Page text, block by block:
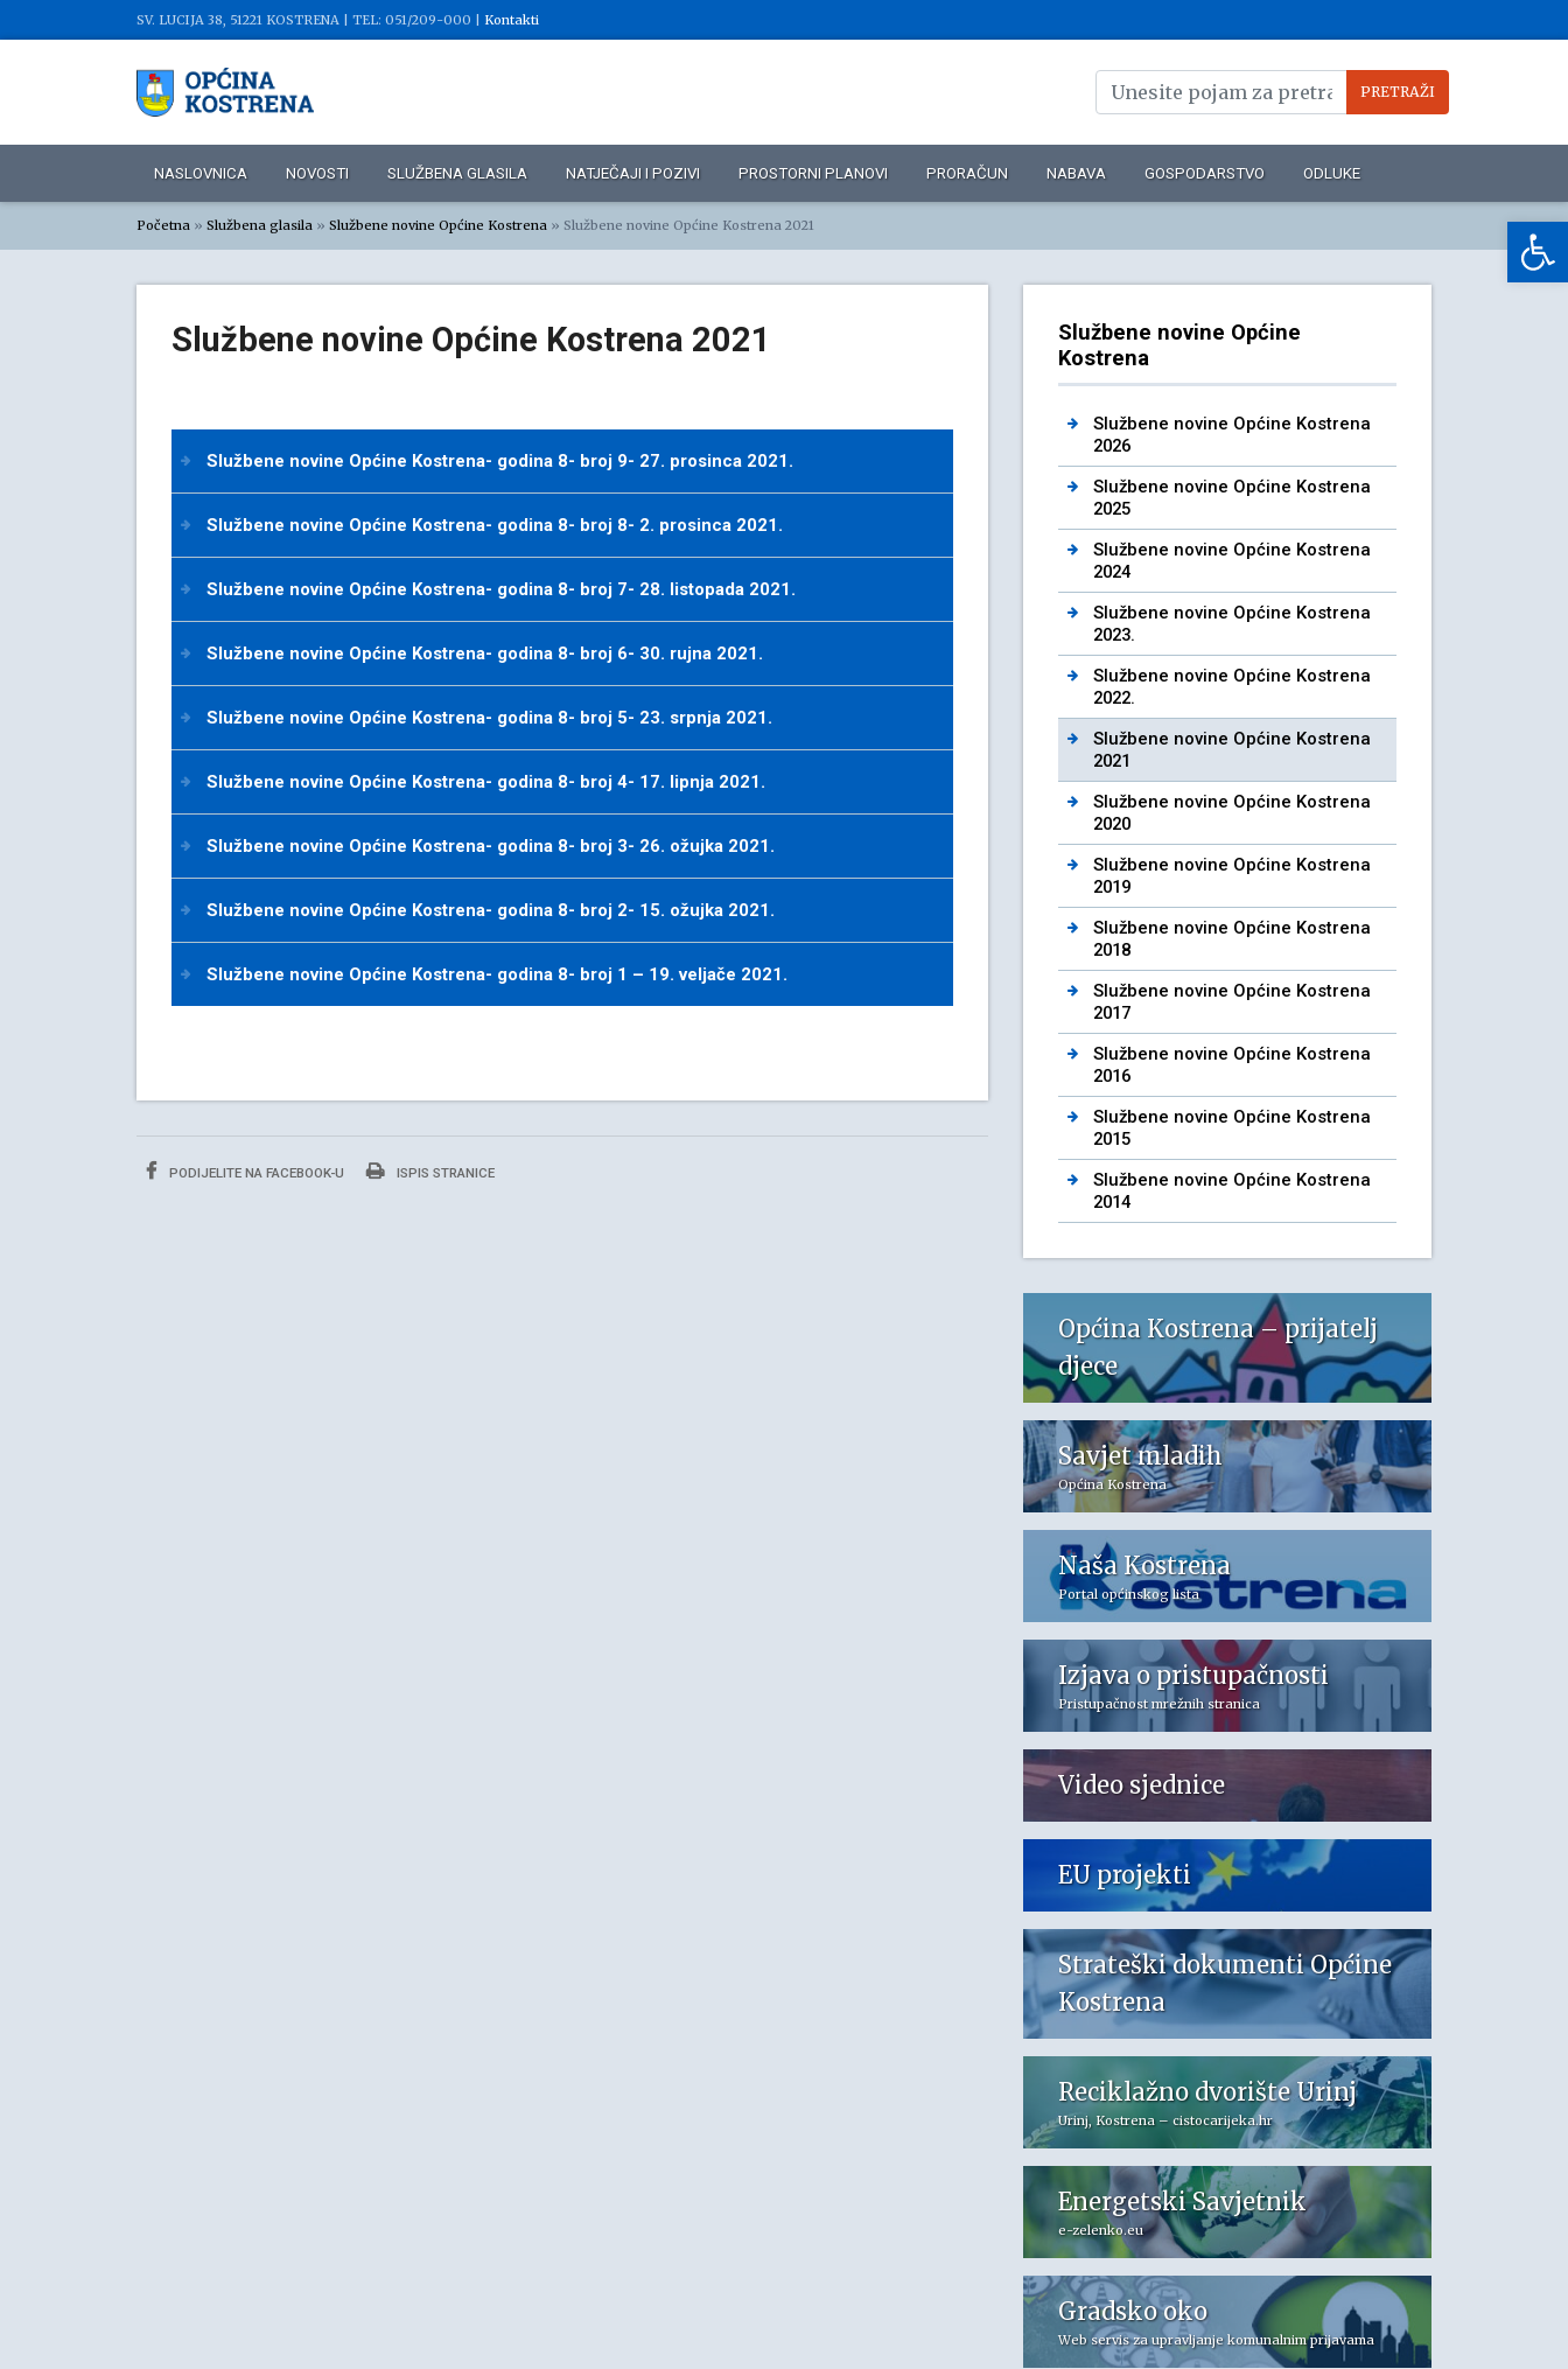
SV. LUCIJA 38, 51221 KOSTRENA | TEL: 051/209-000 | Kontakti
NASLOVNICA NOVOSTI SLUŽBENA GLASILA NATJEČAJI I POZIVI PROSTORNI PLANOVI PRORAČUN NABAVA GOSPODARSTVO ODLUKE
Početna » Službena glasila » Službene novine Općine Kostrena » Službene novine Općine Kostrena 2021
Službene novine Općine Kostrena 2021
Službene novine Općine Kostrena- godina 8- broj 9- 27. prosinca 2021.
Službene novine Općine Kostrena- godina 8- broj 8- 2. prosinca 2021.
Službene novine Općine Kostrena- godina 8- broj 7- 28. listopada 2021.
Službene novine Općine Kostrena- godina 8- broj 6- 30. rujna 2021.
Službene novine Općine Kostrena- godina 8- broj 5- 23. srpnja 2021.
Službene novine Općine Kostrena- godina 8- broj 4- 17. lipnja 2021.
Službene novine Općine Kostrena- godina 8- broj 3- 26. ožujka 2021.
Službene novine Općine Kostrena- godina 8- broj 2- 15. ožujka 2021.
Službene novine Općine Kostrena- godina 8- broj 1 – 19. veljače 2021.
PODIJELITE NA FACEBOOK-U ISPIS STRANICE
Službene novine Općine
Kostrena
Službene novine Općine Kostrena
2026
Službene novine Općine Kostrena
2025
Službene novine Općine Kostrena
2024
Službene novine Općine Kostrena
2023.
Službene novine Općine Kostrena
2022.
Službene novine Općine Kostrena
2021
Službene novine Općine Kostrena
2020
Službene novine Općine Kostrena
2019
Službene novine Općine Kostrena
2018
Službene novine Općine Kostrena
2017
Službene novine Općine Kostrena
2016
Službene novine Općine Kostrena
2015
Službene novine Općine Kostrena
2014
Općina Kostrena – prijatelj
djece
Savjet mladih
Općina Kostrena
Naša Kostrena
Portal općinskog lista
Izjava o pristupačnosti
Pristupačnost mrežnih stranica
Video sjednice
EU projekti
Strateški dokumenti Općine
Kostrena
Reciklažno dvorište Urinj
Urinj, Kostrena – cistocarijeka.hr
Energetski Savjetnik
e-zelenko.eu
Gradsko oko
Web servis za upravljanje komunalnim prijavama